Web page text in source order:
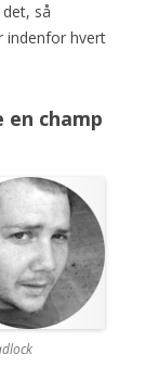
så
indenfor hvert
en champ